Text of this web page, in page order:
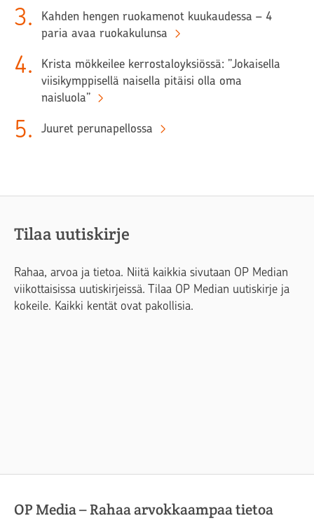
3.
Kahden hengen ruokamenot kuukaudessa – 4
paria avaa ruokakulunsa
4.
Krista mökkeilee kerrostaloyksiössä: ”Jokaisella
viisikymppisellä naisella pitäisi olla oma
naisluola”
5. Juuret perunapellossa
Tilaa uutiskirje
Rahaa, arvoa ja tietoa. Niitä kaikkia sivutaan OP Median
viikottaisissa uutiskirjeissä. Tilaa OP Median uutiskirje ja
kokeile. Kaikki kentät ovat pakollisia.
OP Media – Rahaa arvokkaampaa tietoa